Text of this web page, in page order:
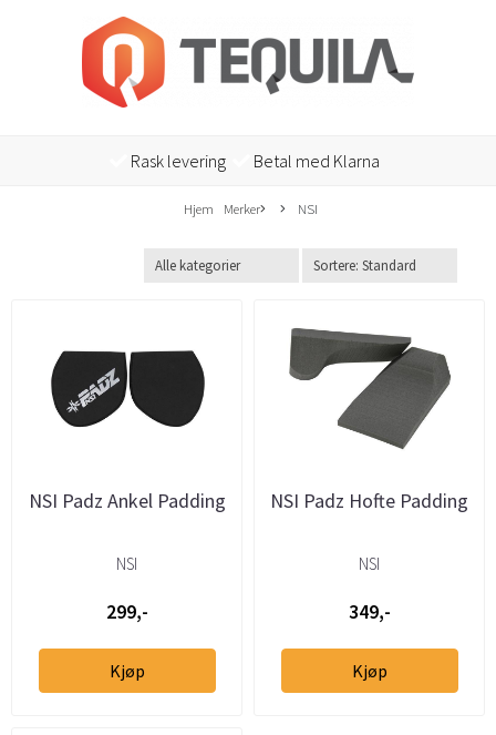
Rask levering Betal med Klarna
Hjem Merker NSI
NSI Padz Ankel Padding
NSI
299,-
Kjøp
NSI Padz Hofte Padding
NSI
349,-
Kjøp